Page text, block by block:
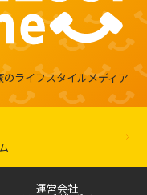
のライフスタイルメディア
運営会社